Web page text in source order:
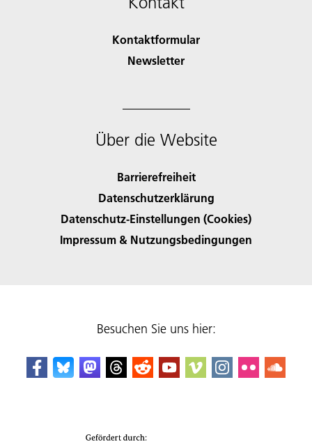
Kontaktformular
Newsletter
Über die Website
Barrierefreiheit
Datenschutzerklärung
Datenschutz-Einstellungen (Cookies)
Impressum & Nutzungsbedingungen
Besuchen Sie uns hier: